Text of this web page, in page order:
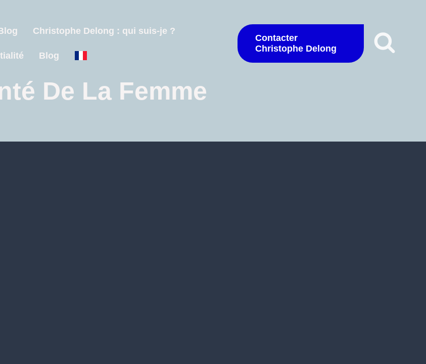
Christophe Delong : qui suis-je ?
Blog
Contacter
Christophe Delong
De La Femme